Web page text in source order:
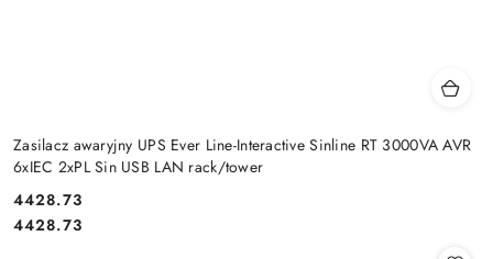
Zasilacz awaryjny UPS Ever Line-Interactive Sinline RT 3000VA AVR
6xIEC 2xPL Sin USB LAN rack/tower
Cena:
4428.73
Cena:
4428.73